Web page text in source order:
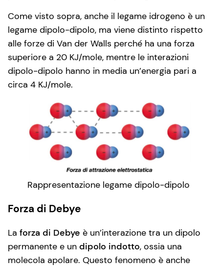
Come visto sopra, anche il legame idrogeno è un
legame dipolo-dipolo, ma viene distinto rispetto
alle forze di Van der Walls perché ha una forza
superiore a 20 KJ/mole, mentre le interazioni
dipolo-dipolo hanno in media un’energia pari a
circa 4 KJ/mole.
Rappresentazione legame dipolo-dipolo
Forza di Debye
La forza di Debye è un’interazione tra un dipolo
permanente e un dipolo indotto, ossia una
molecola apolare. Questo fenomeno è anche